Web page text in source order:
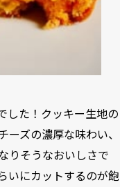
した！クッキー生地の
ズの濃厚な味わい、
りそうなおいしさで
いにカットするのが飽